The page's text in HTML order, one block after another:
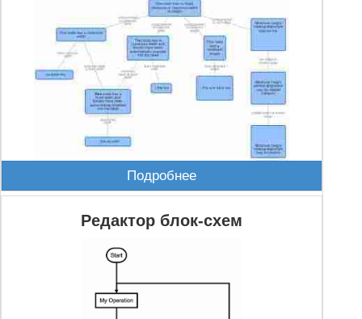
Подробнее
Редактор блок-схем